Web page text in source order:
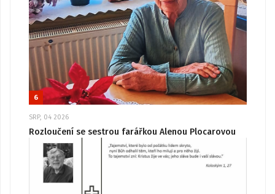
6
SRP, 04 2026
Rozloučení se sestrou farářkou Alenou Plocarovou